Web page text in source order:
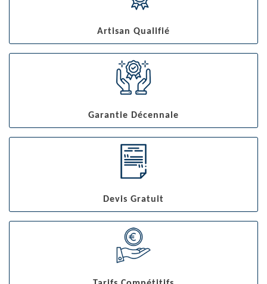
Artisan Qualifié
Garantie Décennale
Devis Gratuit